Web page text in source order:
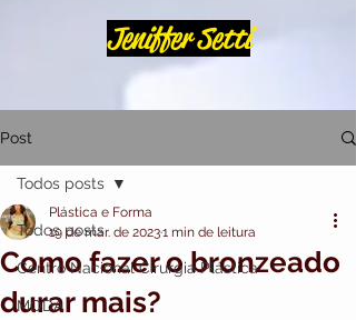
Jeniffer Setti
Post
Todos posts
Centro Nacional Cirurgia Plástica
MODA
Todos posts
Como fazer o bronzeado
durar mais?
Plástica e Forma
19 de mar. de 20231 min de leitura